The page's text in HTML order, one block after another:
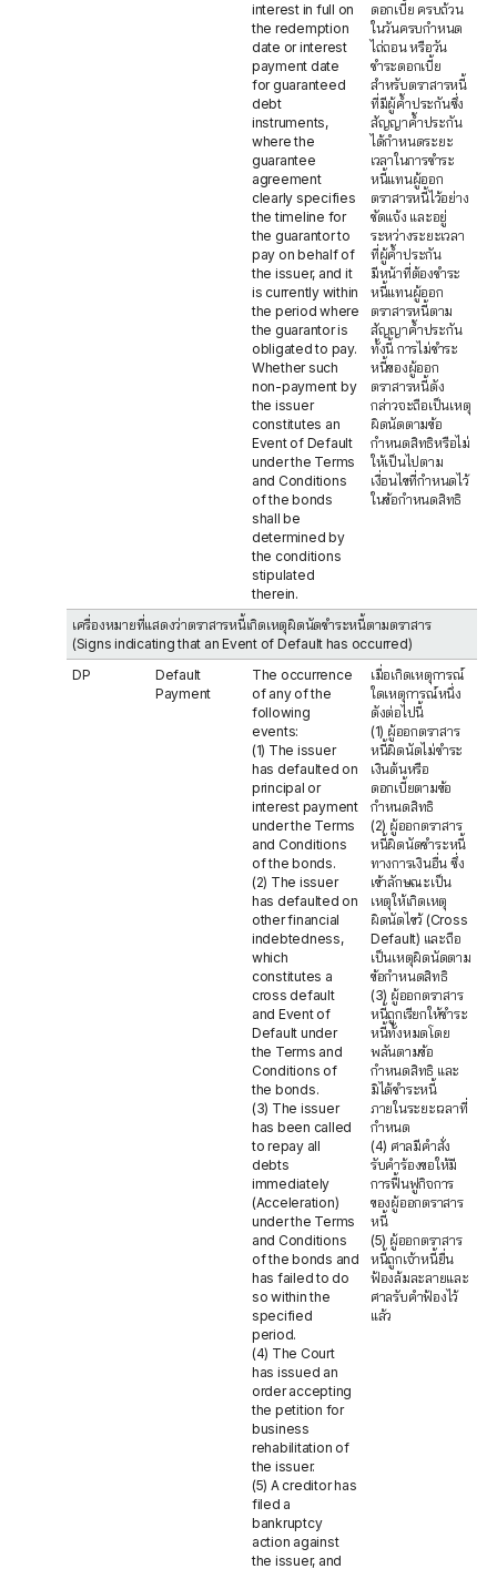
interest in full on
the redemption
date or interest
payment date
for guaranteed
debt
instruments,
where the
guarantee
agreement
clearly specifies
the timeline for
the guarantor to
pay on behalf of
the issuer, and it
is currently within
the period where
the guarantor is
obligated to pay.
Whether such
non-payment by
the issuer
constitutes an
Event of Default
under the Terms
and Conditions
of the bonds
shall be
determined by
the conditions
stipulated
therein.
ดอกเบี้ย ครบถ้วน
ในวันครบกำหนด
ไถ่ถอน หรือวัน
ชำระดอกเบี้ย
สำหรับตราสารหนี้
ที่มีผู้ค้ำประกันซึ่ง
สัญญาค้ำประกัน
ได้กำหนดระยะ
เวลาในการชำระ
หนี้แทนผู้ออก
ตราสารหนี้ไว้อย่าง
ชัดแจ้ง และอยู่
ระหว่างระยะเวลา
ที่ผู้ค้ำประกัน
มีหน้าที่ต้องชำระ
หนี้แทนผู้ออก
ตราสารหนี้ตาม
สัญญาค้ำประกัน
ทั้งนี้ การไม่ชำระ
หนี้ของผู้ออก
ตราสารหนี้ดัง
กล่าวจะถือเป็นเหตุ
ผิดนัดตามข้อ
กำหนดสิทธิหรือไม่
ให้เป็นไปตาม
เงื่อนไขที่กำหนดไว้
ในข้อกำหนดสิทธิ
เครื่องหมายที่แสดงว่าตราสารหนี้เกิดเหตุผิดนัดชำระหนี้ตามตราสาร
(Signs indicating that an Event of Default has occurred)
DP
Default
Payment
The occurrence
of any of the
following
events:
(1) The issuer
has defaulted on
principal or
interest payment
under the Terms
and Conditions
of the bonds.
(2) The issuer
has defaulted on
other financial
indebtedness,
which
constitutes a
cross default
and Event of
Default under
the Terms and
Conditions of
the bonds.
(3) The issuer
has been called
to repay all
debts
immediately
(Acceleration)
under the Terms
and Conditions
of the bonds and
has failed to do
so within the
specified
period.
(4) The Court
has issued an
order accepting
the petition for
business
rehabilitation of
the issuer.
(5) A creditor has
filed a
bankruptcy
action against
the issuer, and
เมื่อเกิดเหตุการณ์
ใดเหตุการณ์หนึ่ง
ดังต่อไปนี้
(1) ผู้ออกตราสาร
หนี้ผิดนัดไม่ชำระ
เงินต้นหรือ
ดอกเบี้ยตามข้อ
กำหนดสิทธิ
(2) ผู้ออกตราสาร
หนี้ผิดนัดชำระหนี้
ทางการเงินอื่น ซึ่ง
เข้าลักษณะเป็น
เหตุให้เกิดเหตุ
ผิดนัดไขว้ (Cross
Default) และถือ
เป็นเหตุผิดนัดตาม
ข้อกำหนดสิทธิ
(3) ผู้ออกตราสาร
หนี้ถูกเรียกให้ชำระ
หนี้ทั้งหมดโดย
พลันตามข้อ
กำหนดสิทธิ และ
มิได้ชำระหนี้
ภายในระยะเวลาที่
กำหนด
(4) ศาลมีคำสั่ง
รับคำร้องขอให้มี
การฟื้นฟูกิจการ
ของผู้ออกตราสาร
หนี้
(5) ผู้ออกตราสาร
หนี้ถูกเจ้าหนี้ยื่น
ฟ้องล้มละลายและ
ศาลรับคำฟ้องไว้
แล้ว